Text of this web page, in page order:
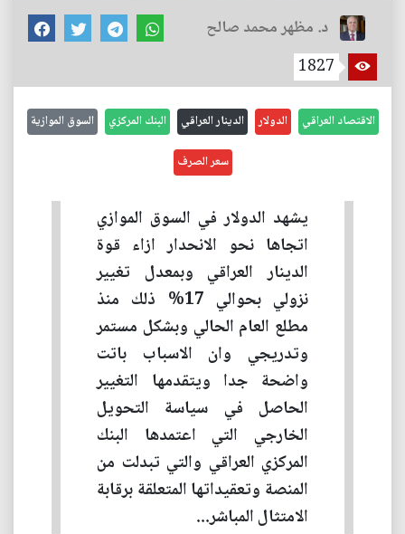
د. مظهر محمد صالح
1827
الاقتصاد العراقي الدولار الدينار العراقي البنك المركزي السوق الموازية
سعر الصرف
يشهد الدولار في السوق الموازي
اتجاها نحو الانحدار ازاء قوة
الدينار العراقي وبمعدل تغيير
نزولي بحوالي 17% ذلك منذ
مطلع العام الحالي وبشكل مستمر
وتدريجي وان الاسباب باتت
واضحة جدا ويتقدمها التغيير
الحاصل في سياسة التحويل
الخارجي التي اعتمدها البنك
المركزي العراقي والتي تبدلت من
المنصة وتعقيداتها المتعلقة برقابة
الامتثال المباشر...